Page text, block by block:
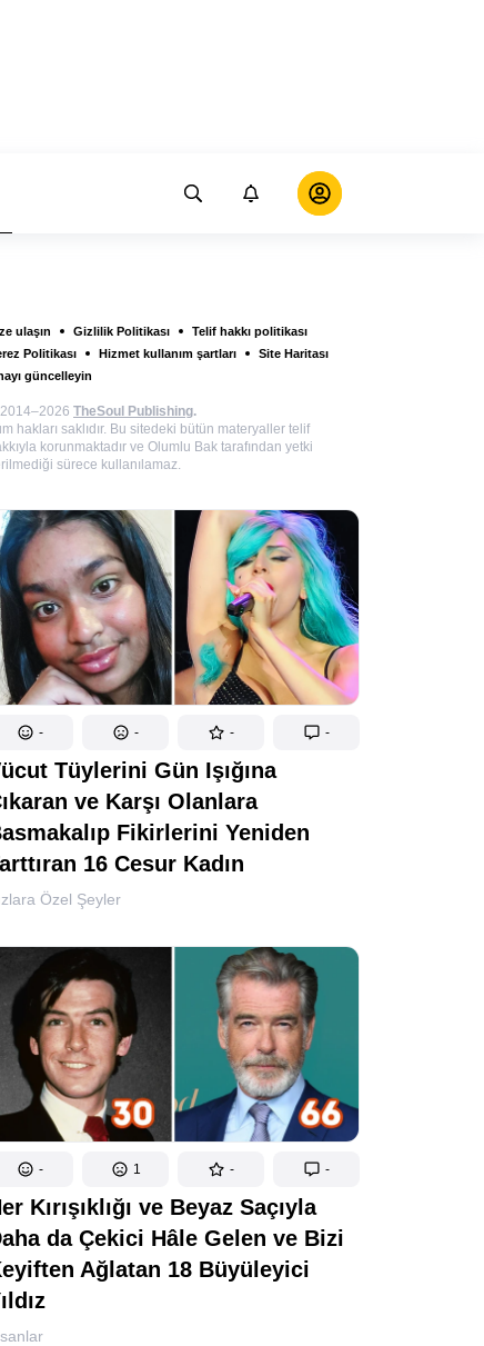
ulaşın Gizlilik Politikası
Telif hakkı politikası
Politikası
Hizmet kullanım şartları
Site Haritası
güncelleyin
TheSoul Publishing.
hakları saklıdır. Bu sitedeki bütün materyaller telif
korunmaktadır ve Olumlu Bak tarafından yetki
sürece kullanılamaz.
- - - -
Tüylerini Gün Işığına
ve Karşı Olanlara
Fikirlerini Yeniden
16 Cesur Kadın
Özel Şeyler
- 1 - -
Kırışıklığı ve Beyaz Saçıyla
da Çekici Hâle Gelen ve Bizi
Ağlatan 18 Büyüleyici